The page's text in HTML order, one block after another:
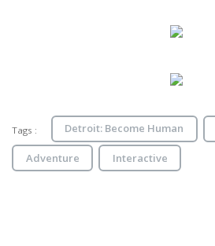
Tags : Detroit: Become Human
Adventure Interactive